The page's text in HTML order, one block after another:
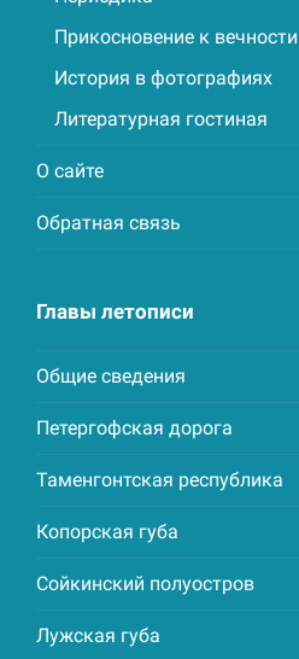
Прикосновение к вечности
История в фотографиях
Литературная гостиная
О сайте
Обратная связь
Главы летописи
Общие сведения
Петергофская дорога
Таменгонтская республика
Копорская губа
Сойкинский полуостров
Лужская губа